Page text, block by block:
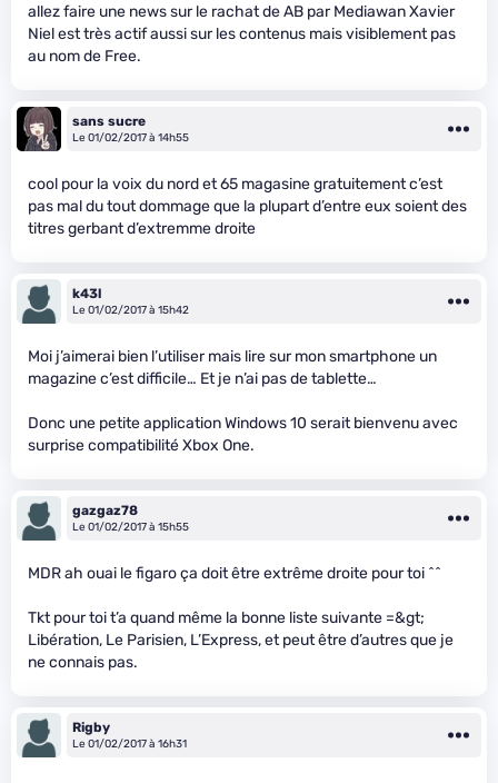
allez faire une news sur le rachat de AB par Mediawan Xavier
Niel est très actif aussi sur les contenus mais visiblement pas
au nom de Free.
sans sucre
Le 01/02/2017 à 14h55
cool pour la voix du nord et 65 magasine gratuitement c’est
pas mal du tout dommage que la plupart d’entre eux soient des
titres gerbant d’extremme droite
k43l
Le 01/02/2017 à 15h42
Moi j’aimerai bien l’utiliser mais lire sur mon smartphone un
magazine c’est difficile… Et je n’ai pas de tablette…
Donc une petite application Windows 10 serait bienvenu avec
surprise compatibilité Xbox One.
gazgaz78
Le 01/02/2017 à 15h55
MDR ah ouai le figaro ça doit être extrême droite pour toi ^^
Tkt pour toi t’a quand même la bonne liste suivante =&gt;
Libération, Le Parisien, L’Express, et peut être d’autres que je
ne connais pas.
Rigby
Le 01/02/2017 à 16h31